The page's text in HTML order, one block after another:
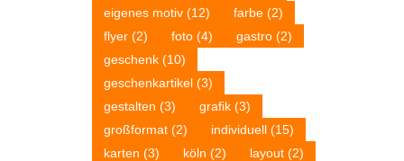
eigenes motiv (12) farbe (2)
flyer (2) foto (4) gastro (2)
geschenk (10)
geschenkartikel (3)
gestalten (3) grafik (3)
großformat (2) individuell (15)
karten (3) köln (2) layout (2)